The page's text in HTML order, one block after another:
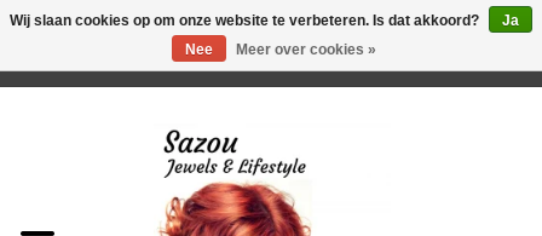
Wij slaan cookies op om onze website te verbeteren. Is dat akkoord?
Ja
Nee
Meer over cookies »